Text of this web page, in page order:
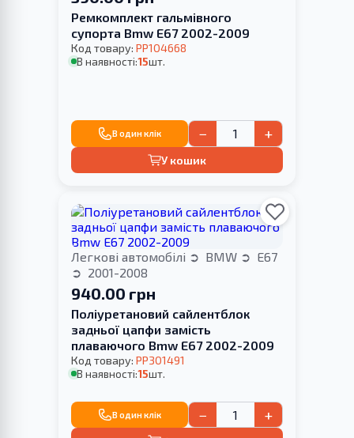
Ремкомплект гальмівного
супорта Bmw E67 2002-2009
Код товару: PP104668
В наявності:15шт.
В один клік − +
У кошик
Легкові автомобілі BMW
E67
2001-2008
940.00 грн
Поліуретановий сайлентблок
задньої цапфи замість
плаваючого Bmw E67 2002-2009
Код товару: PP301491
В наявності:15шт.
В один клік − +